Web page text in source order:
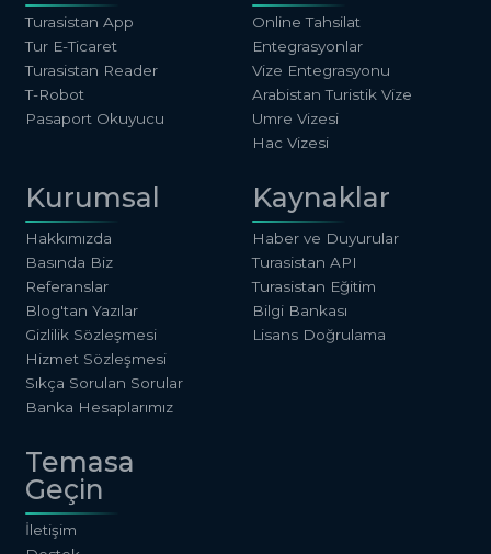
Turasistan App
Tur E-Ticaret
Turasistan Reader
T-Robot
Pasaport Okuyucu
Online Tahsilat
Entegrasyonlar
Vize Entegrasyonu
Arabistan Turistik Vize
Umre Vizesi
Hac Vizesi
Kurumsal
Hakkımızda
Basında Biz
Referanslar
Blog'tan Yazılar
Gizlilik Sözleşmesi
Hizmet Sözleşmesi
Sıkça Sorulan Sorular
Banka Hesaplarımız
Kaynaklar
Haber ve Duyurular
Turasistan API
Turasistan Eğitim
Bilgi Bankası
Lisans Doğrulama
Temasa
Geçin
İletişim